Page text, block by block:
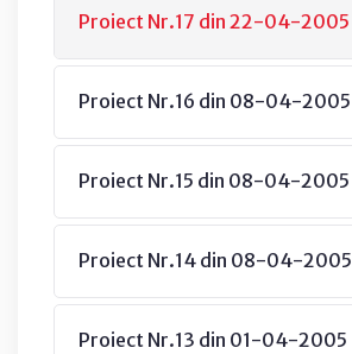
Proiect Nr.17 din 22-04-2005
Proiect Nr.16 din 08-04-2005
Proiect Nr.15 din 08-04-2005
Proiect Nr.14 din 08-04-2005
Proiect Nr.13 din 01-04-2005